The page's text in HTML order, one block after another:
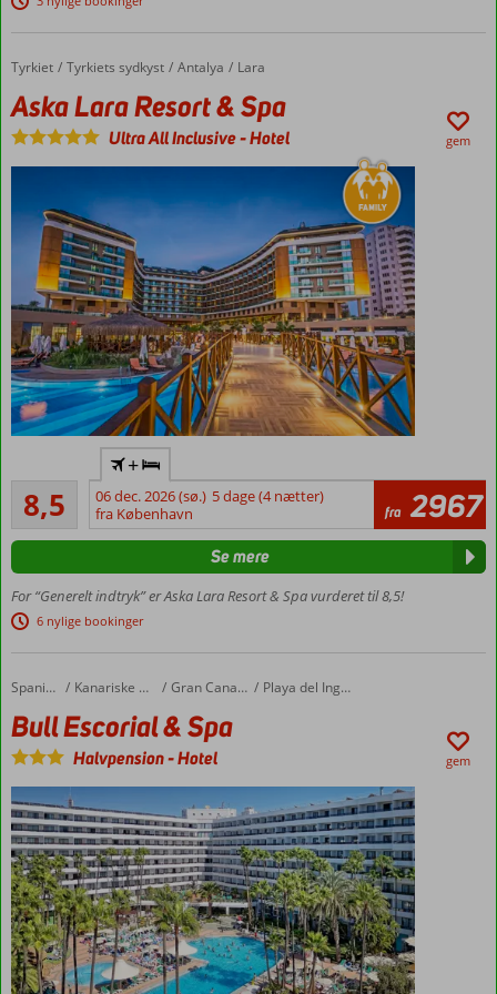
udsigt
for
Forside
Tyrkiet Tyrkiets sydkyst Antalya Lara
Aska Lara Resort & Spa
Aska Lara Resort & Spa
Ultra All Inclusive-Hotel gem
Privat
sandstrand
Vandland
rutsjebaner
Værelser
8,5Alletiders
557
anmeldelser
+
06 dec. 2026 (sø.) 5 dage (4 nætter)
fra København
fra 2967
For “Generelt indtryk” er Aska Lara Resort & Spa vurderet til 8,5!
6 nylige bookinger
Se mere
Forside Spanien Kanariske Øer Gran Canaria Playa del Ingles
Bull Escorial & Spa
Bull Escorial & Spa
Halvpension-Hotel gem